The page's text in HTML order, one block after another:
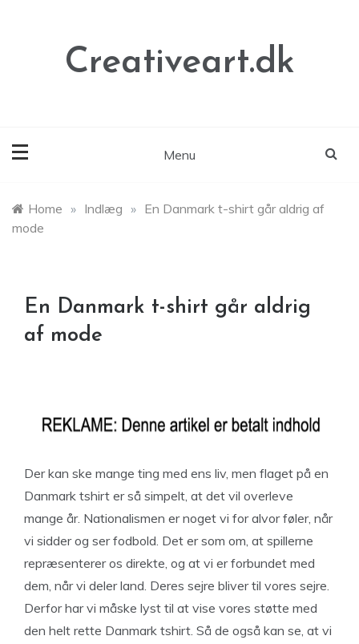
Creativeart.dk
Menu
Home » Indlæg » En Danmark t-shirt går aldrig af
mode
En Danmark t-shirt går aldrig
af mode
Der kan ske mange ting med ens liv, men flaget på en
Danmark tshirt er så simpelt, at det vil overleve
mange år. Nationalismen er noget vi for alvor føler, når
vi sidder og ser fodbold. Det er som om, at spillerne
repræsenterer os direkte, og at vi er forbundet med
dem, når vi deler land. Deres sejre bliver til vores sejre.
Derfor har vi måske lyst til at vise vores støtte med
den helt rette Danmark tshirt. Så de også kan se, at vi